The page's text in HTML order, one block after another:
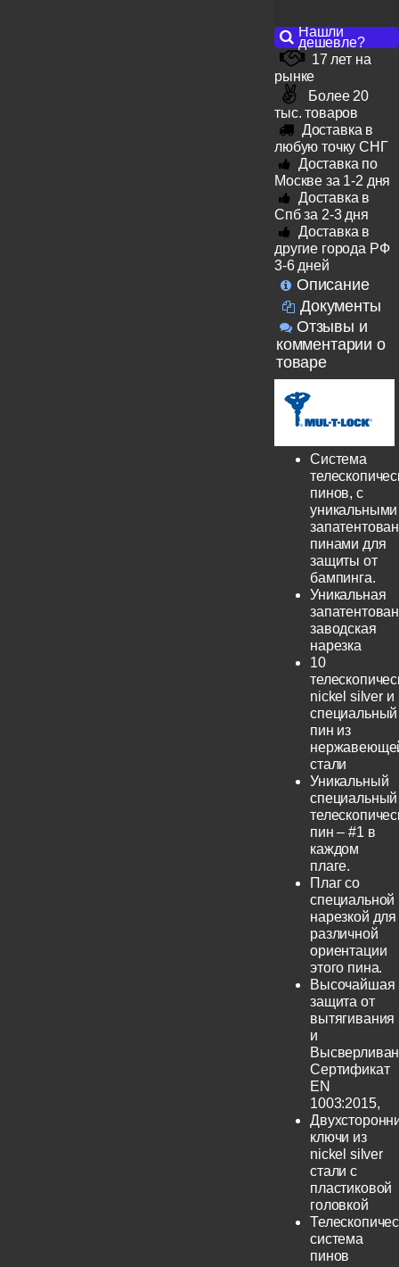
Нашли
дешевле?
17 лет на
рынке
Более 20
тыс. товаров
Доставка в
любую точку СНГ
Доставка по
Москве за 1-2 дня
Доставка в
Спб за 2-3 дня
Доставка в
другие города РФ
3-6 дней
Описание
Документы
Отзывы и
комментарии о
товаре
Система
пинов, с
уникальными
пинами для
защиты от
бампинга.
Уникальная
заводская
нарезка
10
nickel silver и
специальный
пин из
стали
Уникальный
специальный
пин – #1 в
каждом
плаге.
Плаг со
специальной
нарезкой для
различной
ориентации
этого пина.
Высочайшая
защита от
вытягивания
и
Сертификат
EN
1003:2015,
ключи из
nickel silver
стали с
пластиковой
головкой
система
пинов